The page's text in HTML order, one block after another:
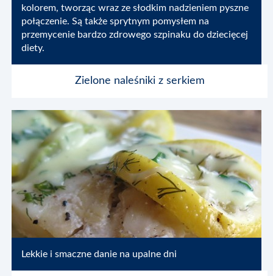
Urządzenia
Wypożyczenie
kolorem, tworząc wraz ze słodkim nadzieniem pyszne
połączenie. Są także sprytnym pomysłem na
przemycenie bardzo zdrowego szpinaku do dziecięcej
diety.
Zielone naleśniki z serkiem
Lekkie i smaczne danie na upalne dni